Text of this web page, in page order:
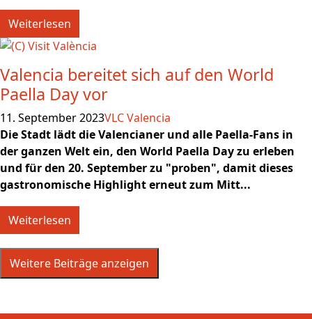
Weiterlesen
Valencia bereitet sich auf den World
Paella Day vor
11. September 2023VLC Valencia
Die Stadt lädt die Valencianer und alle Paella-Fans in
der ganzen Welt ein, den World Paella Day zu erleben
und für den 20. September zu "proben", damit dieses
gastronomische Highlight erneut zum Mitt...
Weiterlesen
Weitere Beiträge anzeigen